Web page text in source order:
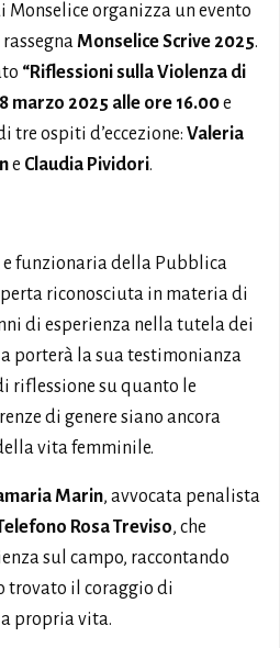
Monselice organizza un evento
Monselice Scrive 2025.
“Riflessioni sulla Violenza di
marzo 2025 alle ore 16.00e
tre ospiti d’eccezione: Valeria
e Claudia Pividori.
e funzionaria della Pubblica
riconosciuta in materia di
di esperienza nella tutela dei
porterà la sua testimonianza
riflessione su quanto le
di genere siano ancora
vita femminile.
Marin, avvocata penalista
Rosa Treviso, che
sul campo, raccontando
trovato il coraggio di
propria vita.